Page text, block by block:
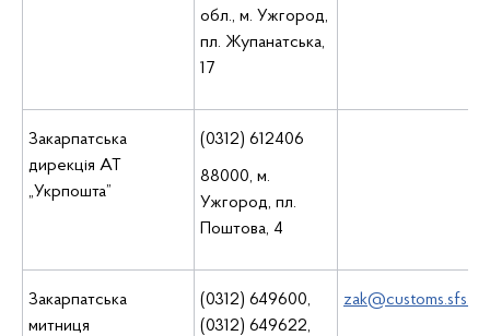
обл., м. Ужгород,
пл. Жупанатська,
17
Закарпатська
дирекція АТ
„Укрпошта”
(0312) 612406
88000, м.
Ужгород, пл.
Поштова, 4
Закарпатська
митниця
(0312) 649600,
(0312) 649622,